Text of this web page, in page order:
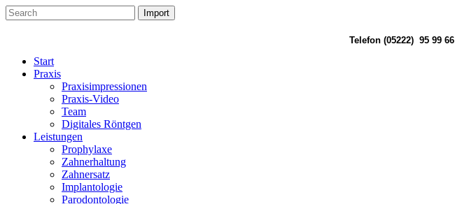
Telefon (05222) 95 99 66
Start
Praxis
Praxisimpressionen
Praxis-Video
Team
Digitales Röntgen
Leistungen
Prophylaxe
Zahnerhaltung
Zahnersatz
Implantologie
Parodontologie